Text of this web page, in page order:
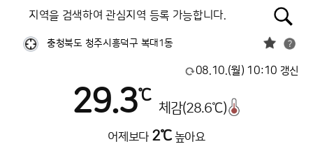
지역을 검색하여 관심지역 등록 가능합니다.
충청북도 청주시흥덕구 복대1동
08.10.(월) 10:10 갱신
29.3℃
체감(28.6℃)
어제보다 2℃높아요